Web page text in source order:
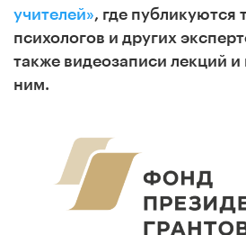
учителей», где публикуются
психологов и других
также видеозаписи лекций и
ним.